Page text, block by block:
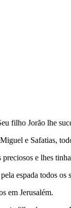
filho Jorão lhe
e Safatias,
e lhes
espada todos os
em Jerusalém.